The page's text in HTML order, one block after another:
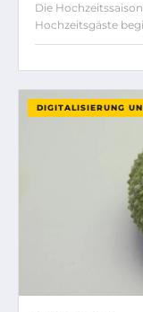
Die
Hochzeitsgäste
DIGITALISIERUNG